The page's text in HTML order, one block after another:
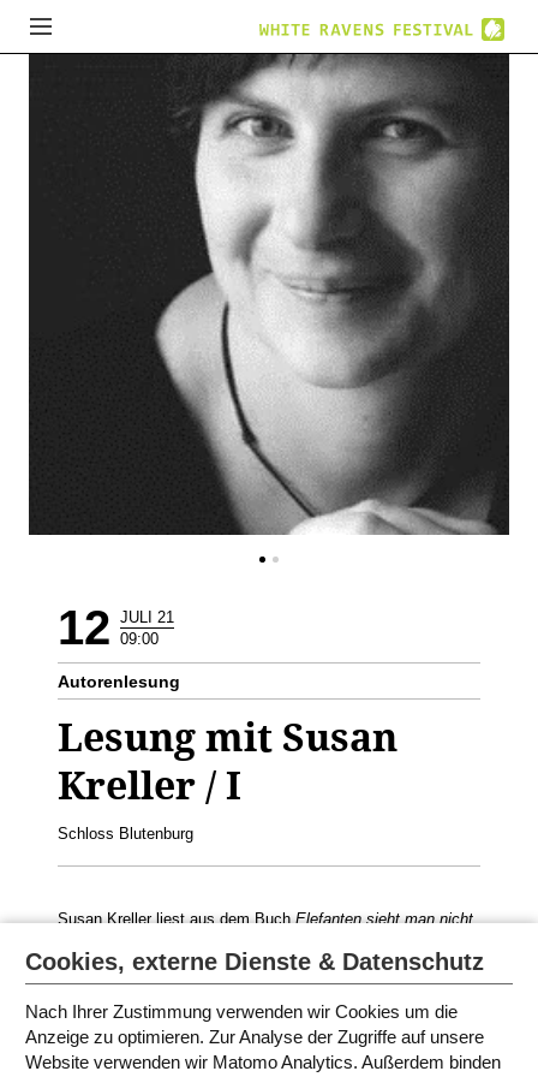
12 JULI 21
09:00
Autorenlesung
Lesung mit Susan
Kreller / I
Schloss Blutenburg
Susan Kreller liest aus dem Buch Elefanten sieht man nicht
Geeignet für 7. - 9. Klasse
PROGRAMM IN MÜNCHEN 2021
Cookies, externe Dienste & Datenschutz
Nach Ihrer Zustimmung verwenden wir Cookies um die
Anzeige zu optimieren. Zur Analyse der Zugriffe auf unsere
Website verwenden wir Matomo Analytics. Außerdem binden